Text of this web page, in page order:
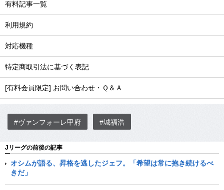
有料記事一覧
利用規約
対応機種
特定商取引法に基づく表記
[有料会員限定] お問い合わせ・Ｑ＆Ａ
#ヴァンフォーレ甲府 #城福浩
Jリーグの前後の記事
オシムが語る、昇格を逃したジェフ。「希望は常に抱き続けるべ
きだ」